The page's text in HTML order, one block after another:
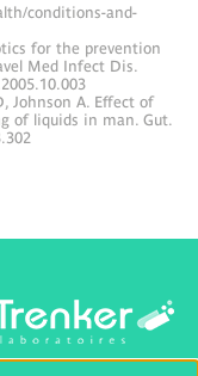
conditions-and-
for the prevention
Med Infect Dis.
Johnson A. Effect of
of liquids in man. Gut.